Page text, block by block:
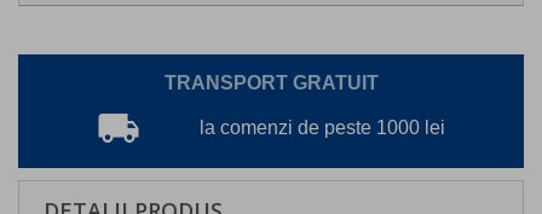
TRANSPORT GRATUIT
local_shipping la comenzi de peste 1000 lei